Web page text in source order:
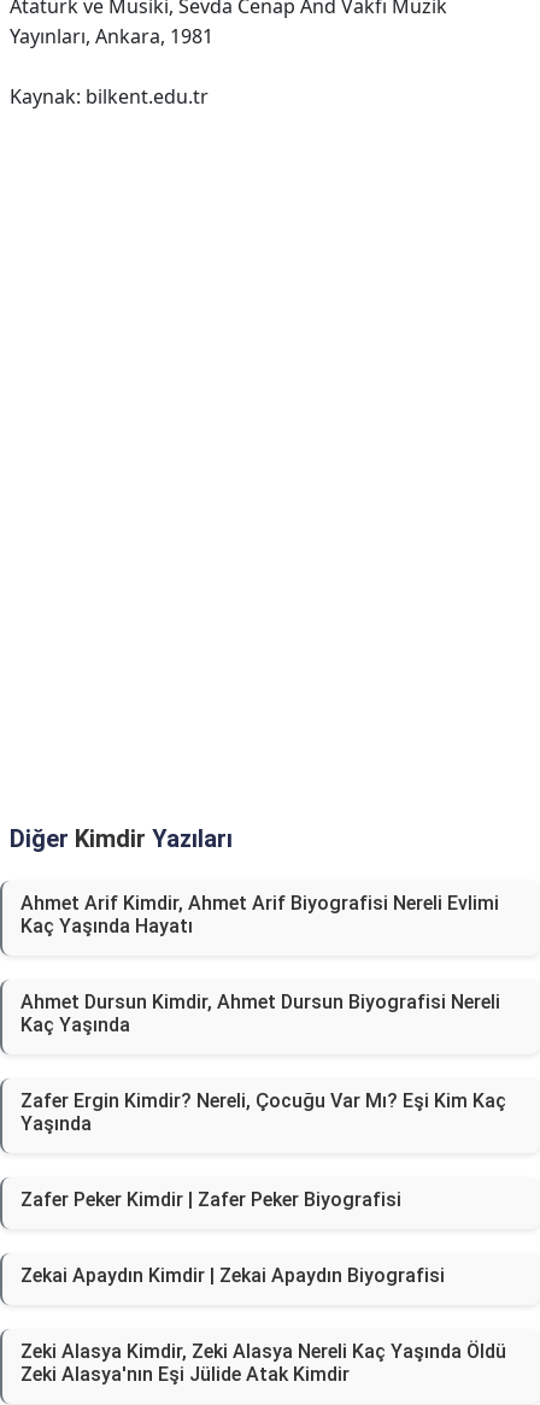
Atatürk ve Musiki, Sevda Cenap And Vakfı Müzik
Yayınları, Ankara, 1981
Kaynak: bilkent.edu.tr
Diğer Kimdir Yazıları
Ahmet Arif Kimdir, Ahmet Arif Biyografisi Nereli Evlimi
Kaç Yaşında Hayatı
Ahmet Dursun Kimdir, Ahmet Dursun Biyografisi Nereli
Kaç Yaşında
Zafer Ergin Kimdir? Nereli, Çocuğu Var Mı? Eşi Kim Kaç
Yaşında
Zafer Peker Kimdir | Zafer Peker Biyografisi
Zekai Apaydın Kimdir | Zekai Apaydın Biyografisi
Zeki Alasya Kimdir, Zeki Alasya Nereli Kaç Yaşında Öldü
Zeki Alasya'nın Eşi Jülide Atak Kimdir